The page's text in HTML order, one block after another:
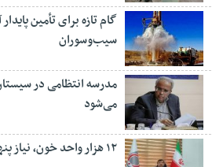
گام تازه برای تأمین
سیب‌وسوران
مدرسه انتظامی در
می‌شود
۱۲ هزار واحد خون، نیاز پنهان سیستان‌وبلوچستان